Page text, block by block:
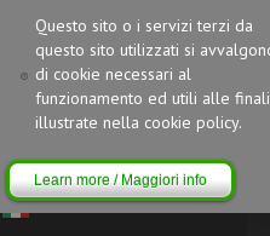
Questo sito o i servizi terzi da
questo sito utilizzati si
di cookie necessari al
funzionamento ed utili alle
illustrate nella cookie policy.
Learn more / Maggiori info